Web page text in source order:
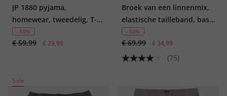
JP 1880 pyjama,
homewear, tweedelig, T-
shirt met all-over print,
lange broek, tot 8XL
- 50%
€ 59,99 € 29,99
Broek van een linnenmix,
elastische tailleband, basic
fit- 50%
€ 69,99 € 34,99
(75)
Sale